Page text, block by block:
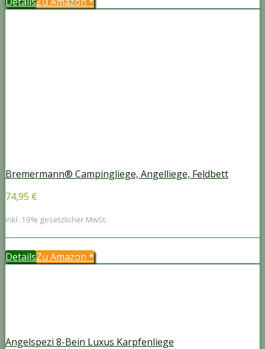
Bremermann® Campingliege, Angelliege, Feldbett
74,95 €
inkl. 19% gesetzlicher MwSt.
DetailsZu Amazon *
Angelspezi 8-Bein Luxus Karpfenliege